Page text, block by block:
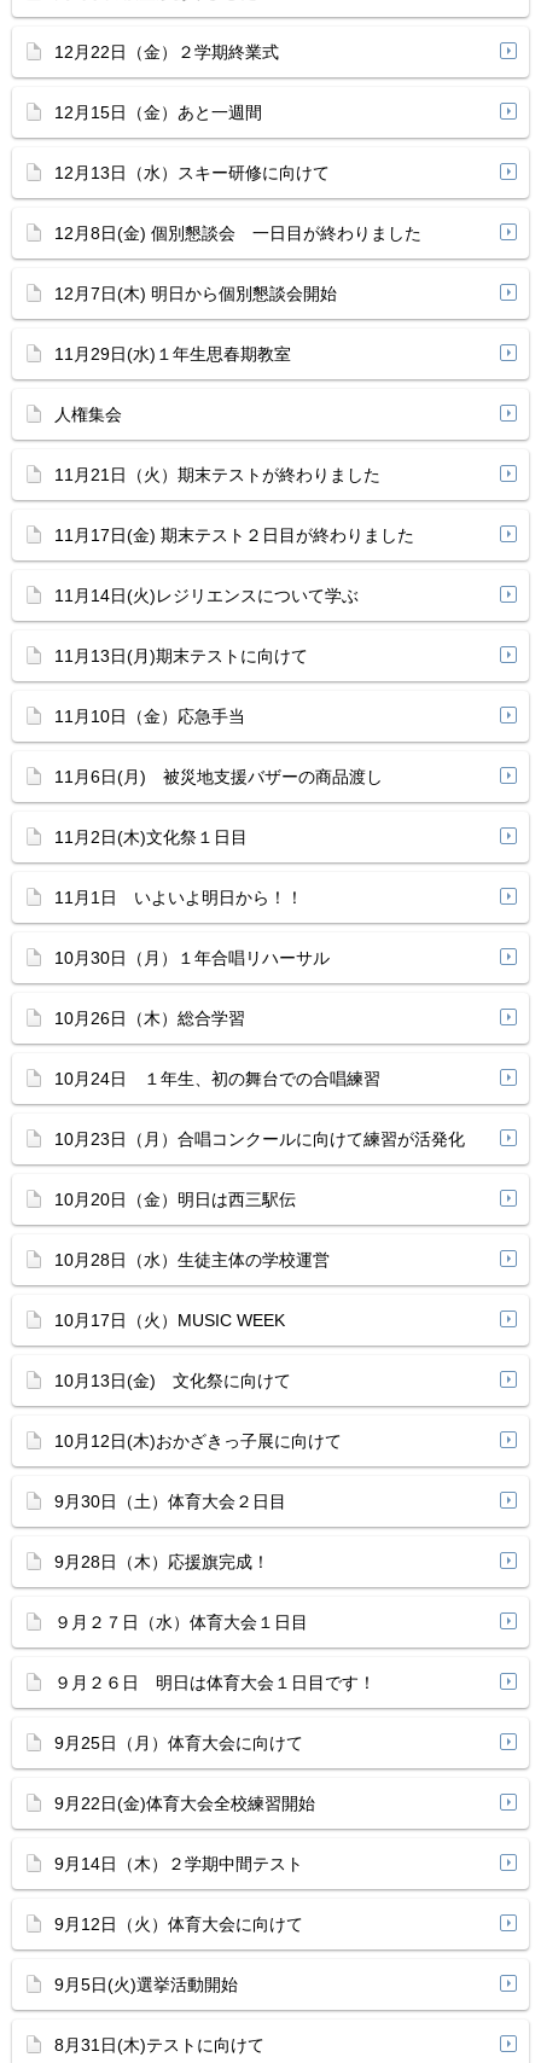
12月22日（金）２学期終業式
12月15日（金）あと一週間
12月13日（水）スキー研修に向けて
12月8日(金) 個別懇談会 一日目が終わりました
12月7日(木) 明日から個別懇談会開始
11月29日(水)１年生思春期教室
人権集会
11月21日（火）期末テストが終わりました
11月17日(金) 期末テスト２日目が終わりました
11月14日(火)レジリエンスについて学ぶ
11月13日(月)期末テストに向けて
11月10日（金）応急手当
11月6日(月) 被災地支援バザーの商品渡し
11月2日(木)文化祭１日目
11月1日 いよいよ明日から！！
10月30日（月）１年合唱リハーサル
10月26日（木）総合学習
10月24日 １年生、初の舞台での合唱練習
10月23日（月）合唱コンクールに向けて練習が活発化
10月20日（金）明日は西三駅伝
10月28日（水）生徒主体の学校運営
10月17日（火）MUSIC WEEK
10月13日(金) 文化祭に向けて
10月12日(木)おかざきっ子展に向けて
9月30日（土）体育大会２日目
9月28日（木）応援旗完成！
９月２７日（水）体育大会１日目
９月２６日 明日は体育大会１日目です！
9月25日（月）体育大会に向けて
9月22日(金)体育大会全校練習開始
9月14日（木）２学期中間テスト
9月12日（火）体育大会に向けて
9月5日(火)選挙活動開始
8月31日(木)テストに向けて